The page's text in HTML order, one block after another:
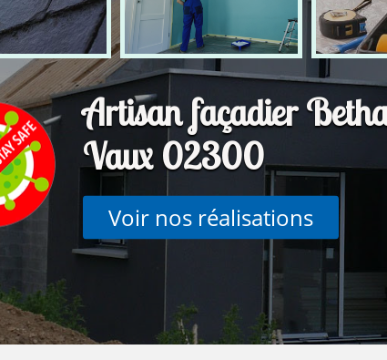
Artisan façadier
Vaux 02300
Voir nos réalisations